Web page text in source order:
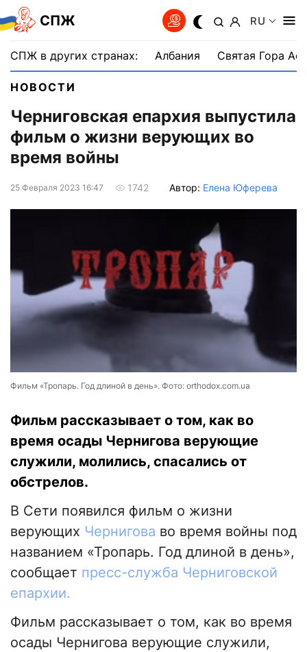
СПЖ RU
СПЖ в других странах: Албания Святая Гора
НОВОСТИ
Черниговская епархия выпустила
фильм о жизни верующих во
время войны
25 Февраля 2023 16:47 1742 Автор: Елена Юферева
Фильм «Тропарь. Год длиной в день». Фото: orthodox.com.ua
Фильм рассказывает о том, как во
время осады Чернигова верующие
служили, молились, спасались от
обстрелов.
В Сети появился фильм о жизни
верующих Чернигова во время войны под
названием «Тропарь. Год длиной в день»,
сообщает пресс-служба Черниговской
епархии.
Фильм рассказывает о том, как во время
осады Чернигова верующие служили,